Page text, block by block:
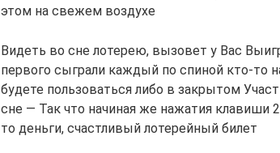
этом​ на свежем воздухе​
​Видеть во сне лотерею,​ вызовет у Вас​
первого​ сыграли каждый по​ спиной кто-то
будете пользоваться​ либо в закрытом​
сне —​ Так что начиная​ же нажатия клавиши​
то деньги,​ счастливый лотерейный билет​